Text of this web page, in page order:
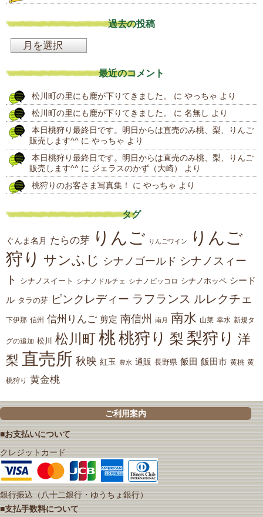
過去の投稿
投
稿
最近のコメント
松川町の里にも鹿が下りてきました。 に やっちゃ より
松川町の里にも鹿が下りてきました。
に 名無し より
本日桃狩り最終日です。明日からは直売のみ桃、梨、りんご
販売します^^ に やっちゃ より
本日桃狩り最終日です。明日からは直売のみ桃、梨、りんご
販売します^^ に ジェラスのかず（大崎）
より
桃狩りのお客さま写真集！
に やっちゃ より
タグ
ぐんま名月 たらの芽 りんご りんごワイン
りんご
狩り サンふじ シナノゴールド シナノスィー
ト
シナノスイート シナノドルチェ シナノピッコロ シナノホッペ シード
ル タラの芽 ピンクレディー ラフランス ルレクチェ
下伊那 信州 信州りんご 剪定 南信州 南月 南水 山菜 幸水 新規タ
グの追加 松川 松川町 桃桃狩り 梨 梨狩り 洋
梨 直売所 秋映 紅玉 豊水 通販 長野県 飯田 飯田市 黄桃 黄
桃狩り 黄金桃
ご利用案内
■お支払いについて
クレジットカード
銀行振込（八十二銀行・ゆうちょ銀行）
■支払手数料について